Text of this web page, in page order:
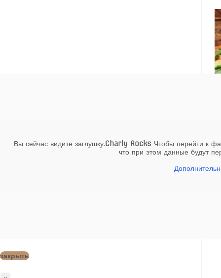
Вы сейчас видите заглушку.Charly Rocks Чтобы перейти к
что при этом данные будут
закрыть